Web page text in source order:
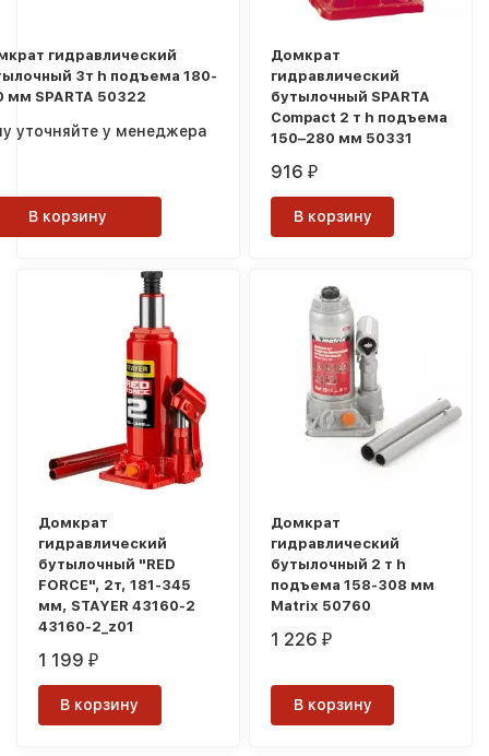
гидравлический
3т h подъема 180-
мм SPARTA 50322
уточняйте у менеджера
В корзину
Домкрат
гидравлический
бутылочный SPARTA
Compact 2 т h подъема
150–280 мм 50331
916₽
В корзину
Домкрат
гидравлический
бутылочный "RED
FORCE", 2т, 181-345
мм, STAYER 43160-2
43160-2_z01
1 199₽
В корзину
Домкрат
гидравлический
бутылочный 2 т h
подъема 158-308 мм
Matrix 50760
1 226₽
В корзину